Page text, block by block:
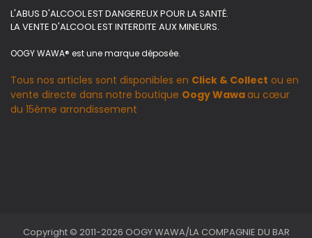
L'ABUS D'ALCOOL EST DANGEREUX POUR LA SANTÉ.
LA VENTE D'ALCOOL EST INTERDITE AUX MINEURS.
OOGY WAWA® est une marque déposée.
Tous nos articles sont disponibles en Click & Collect ou en
vente directe dans notre boutique Oogy Wawaau cœur
du 15ème arrondissement
Copyright © 2011-2026 OOGY WAWA/LA COMPAGNIE DU BAR